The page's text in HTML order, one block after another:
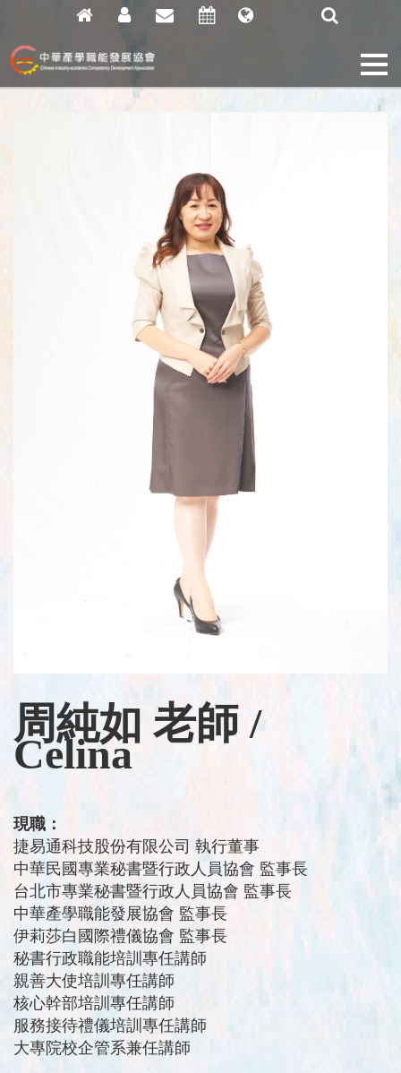
關
於
我
們
周純如 老師 /
Celina
現職：
捷易通科技股份有限公司 執行董事
中華民國專業秘書暨行政人員協會 監事長
台北市專業秘書暨行政人員協會 監事長
中華產學職能發展協會 監事長
伊莉莎白國際禮儀協會 監事長
秘書行政職能培訓專任講師
親善大使培訓專任講師
核心幹部培訓專任講師
服務接待禮儀培訓專任講師
大專院校企管系兼任講師